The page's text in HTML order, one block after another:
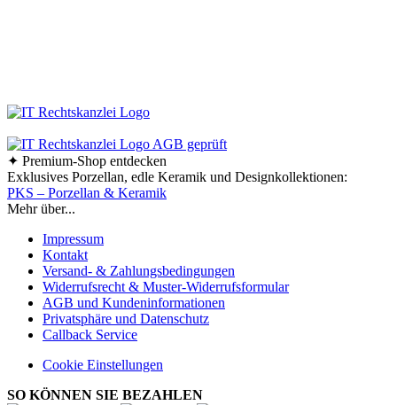
✦ Premium-Shop entdecken
Exklusives Porzellan, edle Keramik und Designkollektionen:
PKS – Porzellan & Keramik
Mehr über...
Impressum
Kontakt
Versand- & Zahlungsbedingungen
Widerrufsrecht & Muster-Widerrufsformular
AGB und Kundeninformationen
Privatsphäre und Datenschutz
Callback Service
Cookie Einstellungen
SO KÖNNEN SIE BEZAHLEN